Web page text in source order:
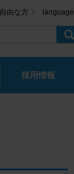
由な方 language
採用情報